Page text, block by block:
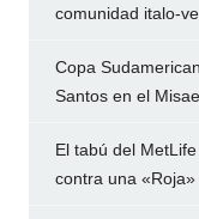
comunidad italo-
Copa
Santos en el
El tabú del
contra una